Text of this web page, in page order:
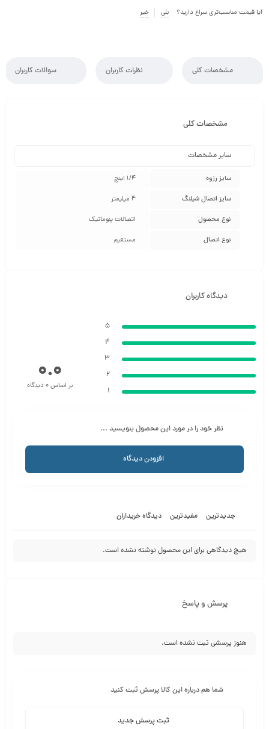
آیا قیمت مناسب‌تری سراغ دارید؟ بلی خیر
مشخصات کلی نظرات کاربران سوالات کاربران
مشخصات کلی
سایر مشخصات
سایز رزوه 1/4 اینچ
سایز اتصال شیلنگ 4 میلیمتر
نوع محصول اتصالات پنوماتیک
نوع اتصال مستقیم
دیدگاه کاربران
جدیدترین مفیدترین دیدگاه خریداران
هیچ دیدگاهی برای این محصول نوشته نشده است.
5
4
3
2
1
0.0
بر اساس 0 دیدگاه
نظر خود را در مورد این محصول بنویسید ...
افزودن دیدگاه
پرسش و پاسخ
هنوز پرسشی ثبت نشده است.
شما هم درباره این کالا پرسش ثبت کنید
ثبت پرسش جدید